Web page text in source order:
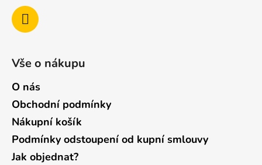
Vše o nákupu
O nás
Obchodní podmínky
Nákupní košík
Podmínky odstoupení od kupní smlouvy
Jak objednat?